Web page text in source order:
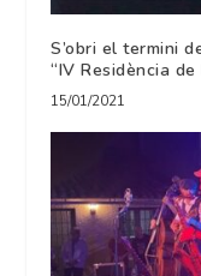
S’obri el termini
“IV Residència
15/01/2021